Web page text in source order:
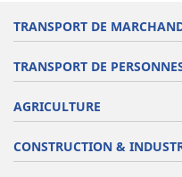
TRANSPORT DE
TRANSPORT DE
AGRICULTURE
CONSTRUCTION &